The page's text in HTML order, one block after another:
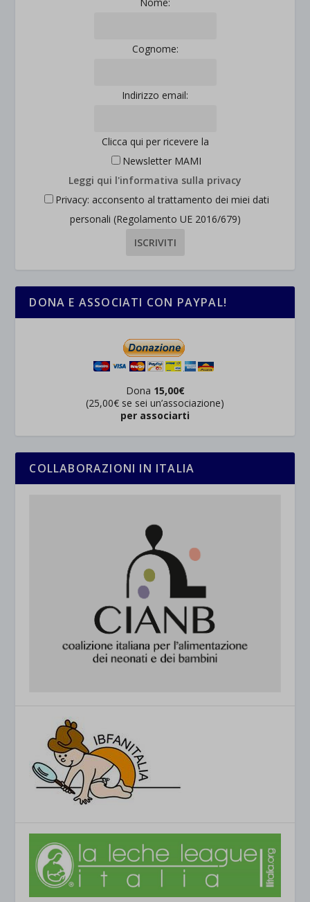
Nome:
Cognome:
Indirizzo email:
Clicca qui per ricevere la
Newsletter MAMI
Leggi qui l'informativa sulla privacy
Privacy: acconsento al trattamento dei miei dati
personali (Regolamento UE 2016/679)
DONA E ASSOCIATI CON PAYPAL!
Dona 15,00€
(25,00€ se sei un’associazione)
per associarti
COLLABORAZIONI IN ITALIA